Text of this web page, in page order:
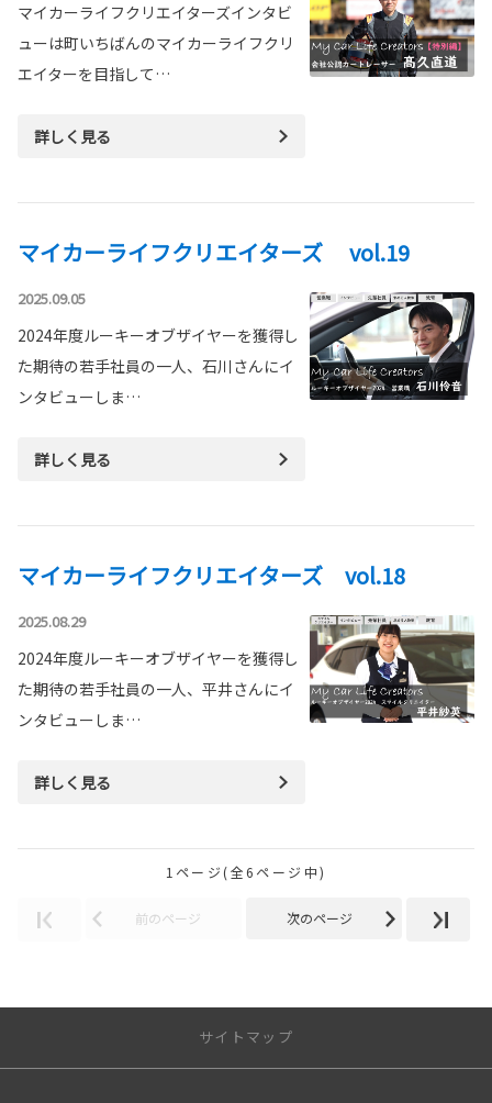
マイカーライフクリエイターズインタビ
ューは町いちばんのマイカーライフクリ
エイターを目指して…
詳しく見る
マイカーライフクリエイターズ vol.19
2025.09.05
2024年度ルーキーオブザイヤーを獲得し
た期待の若手社員の一人、石川さんにイ
ンタビューしま…
詳しく見る
マイカーライフクリエイターズ vol.18
2025.08.29
2024年度ルーキーオブザイヤーを獲得し
た期待の若手社員の一人、平井さんにイ
ンタビューしま…
詳しく見る
1ページ(全6ページ中)
前のページ 次のページ
サイトマップ